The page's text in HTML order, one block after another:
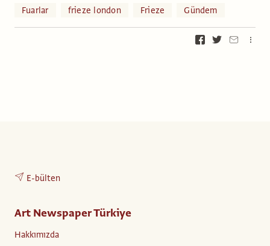
Fuarlar frieze london Frieze Gündem
E-bülten
Art Newspaper Türkiye
Hakkımızda